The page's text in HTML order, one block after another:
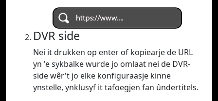
DVR side
Nei it drukken op enter of kopiearje de URL
yn 'e sykbalke wurde jo omlaat nei de DVR-
side wêr't jo elke konfiguraasje kinne
ynstelle, ynklusyf it tafoegjen fan ûndertitels.